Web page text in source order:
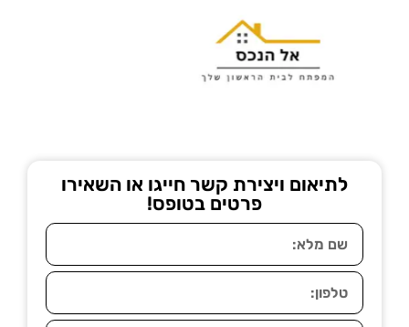
לתיאום ויצירת קשר חייגו או השאירו
פרטים בטופס!